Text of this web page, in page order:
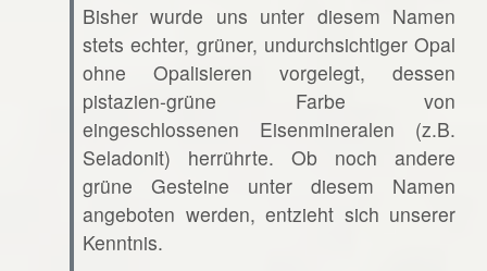
Bisher wurde uns unter diesem Namen
stets echter, grüner, undurchsichtiger Opal
ohne Opalisieren vorgelegt, dessen
pistazien-grüne Farbe von
eingeschlossenen Eisenmineralen (z.B.
Seladonit) herrührte. Ob noch andere
grüne Gesteine unter diesem Namen
angeboten werden, entzieht sich unserer
Kenntnis.